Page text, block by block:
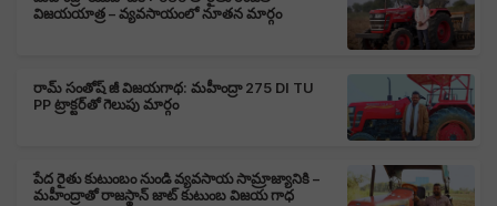
విజయయాత్ర – వ్యవసాయంలో నూతన మార్గం
రామ్ సంతోష్ జీ విజయగాథ: మహీంద్రా 275 DI TU
PP ట్రాక్టర్‌తో గెలుపు మార్గం
పేద రైతు కుటుంబం నుండి వ్యవసాయ సామ్రాజ్యానికి –
మహీంద్రాతో రాజస్థాన్ జాట్ కుటుంబ విజయ గాధ